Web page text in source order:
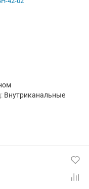
Внутриканальные